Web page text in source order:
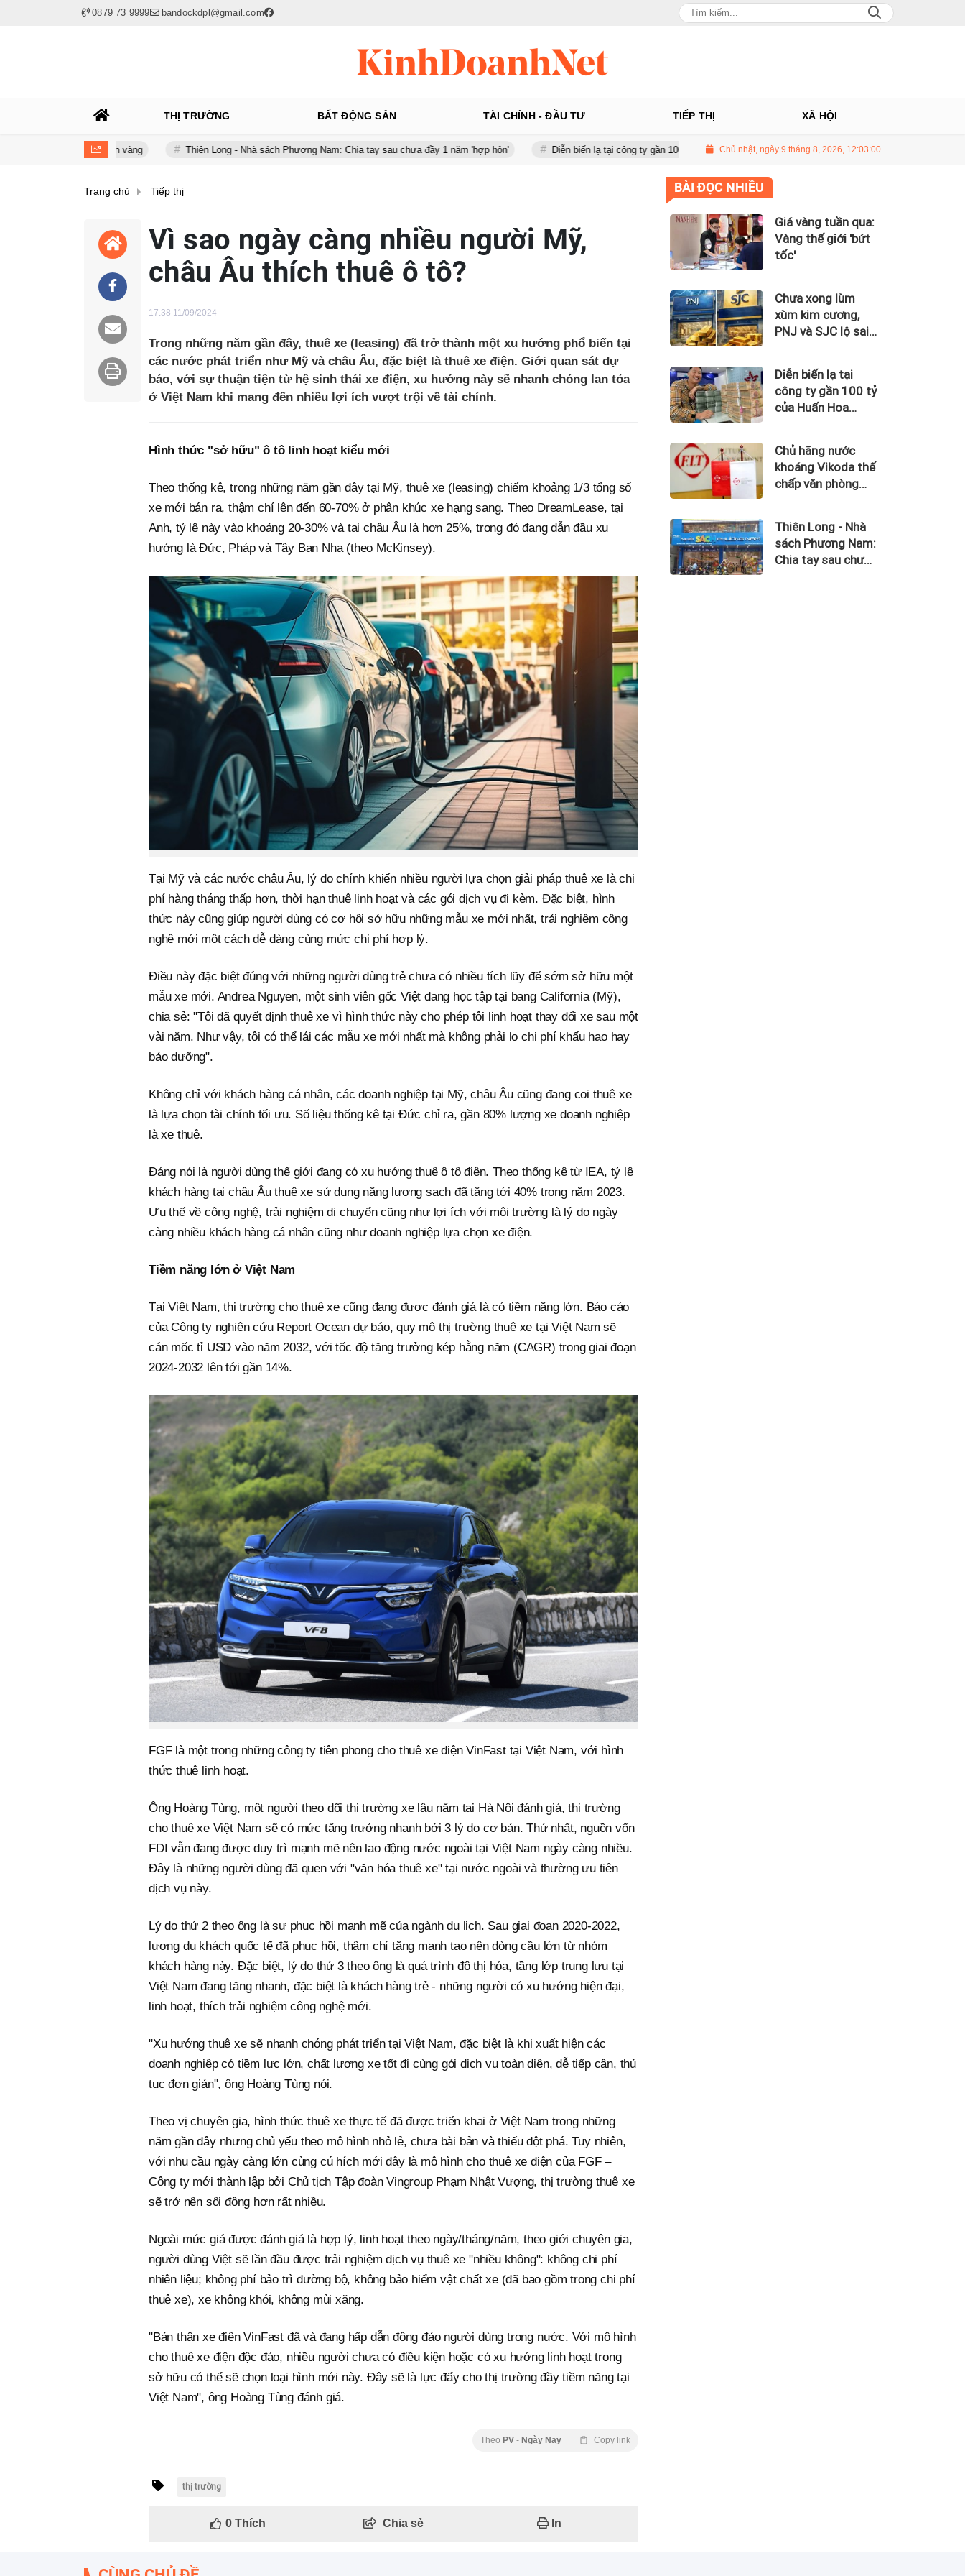
0879 73 9999 bandockdpl@gmail.com
THỊ TRƯỜNG BẤT ĐỘNG SẢN TÀI CHÍNH - ĐẦU TƯ TIẾP THỊ XÃ HỘI
Thiên Long - Nhà sách Phương Nam: Chia tay sau chưa đầy 1 năm 'hợp hôn' Diễn biến lạ tại công ty gần 100 tỷ của Huấn Hoa Hồng Giá vàng tuần qua: Vàng thế giới 'bứt tốc'
Chủ nhật, ngày 9 tháng 8, 2026, 12:03:01
Trang chủ Tiếp thị
Vì sao ngày càng nhiều người Mỹ,
châu Âu thích thuê ô tô?
17:38 11/09/2024
Trong những năm gần đây, thuê xe (leasing) đã trở thành một xu hướng phổ biến tại
các nước phát triển như Mỹ và châu Âu, đặc biệt là thuê xe điện. Giới quan sát dự
báo, với sự thuận tiện từ hệ sinh thái xe điện, xu hướng này sẽ nhanh chóng lan tỏa
ở Việt Nam khi mang đến nhiều lợi ích vượt trội về tài chính.
Hình thức "sở hữu" ô tô linh hoạt kiểu mới
Theo thống kê, trong những năm gần đây tại Mỹ, thuê xe (leasing) chiếm khoảng 1/3 tổng số
xe mới bán ra, thậm chí lên đến 60-70% ở phân khúc xe hạng sang. Theo DreamLease, tại
Anh, tỷ lệ này vào khoảng 20-30% và tại châu Âu là hơn 25%, trong đó đang dẫn đầu xu
hướng là Đức, Pháp và Tây Ban Nha (theo McKinsey).
Tại Mỹ và các nước châu Âu, lý do chính khiến nhiều người lựa chọn giải pháp thuê xe là chi
phí hàng tháng thấp hơn, thời hạn thuê linh hoạt và các gói dịch vụ đi kèm. Đặc biệt, hình
thức này cũng giúp người dùng có cơ hội sở hữu những mẫu xe mới nhất, trải nghiệm công
nghệ mới một cách dễ dàng cùng mức chi phí hợp lý.
Điều này đặc biệt đúng với những người dùng trẻ chưa có nhiều tích lũy để sớm sở hữu một
mẫu xe mới. Andrea Nguyen, một sinh viên gốc Việt đang học tập tại bang California (Mỹ),
chia sẻ: "Tôi đã quyết định thuê xe vì hình thức này cho phép tôi linh hoạt thay đổi xe sau một
vài năm. Như vậy, tôi có thể lái các mẫu xe mới nhất mà không phải lo chi phí khấu hao hay
bảo dưỡng".
Không chỉ với khách hàng cá nhân, các doanh nghiệp tại Mỹ, châu Âu cũng đang coi thuê xe
là lựa chọn tài chính tối ưu. Số liệu thống kê tại Đức chỉ ra, gần 80% lượng xe doanh nghiệp
là xe thuê.
Đáng nói là người dùng thế giới đang có xu hướng thuê ô tô điện. Theo thống kê từ IEA, tỷ lệ
khách hàng tại châu Âu thuê xe sử dụng năng lượng sạch đã tăng tới 40% trong năm 2023.
Ưu thế về công nghệ, trải nghiệm di chuyển cũng như lợi ích với môi trường là lý do ngày
càng nhiều khách hàng cá nhân cũng như doanh nghiệp lựa chọn xe điện.
Tiềm năng lớn ở Việt Nam
Tại Việt Nam, thị trường cho thuê xe cũng đang được đánh giá là có tiềm năng lớn. Báo cáo
của Công ty nghiên cứu Report Ocean dự báo, quy mô thị trường thuê xe tại Việt Nam sẽ
cán mốc tỉ USD vào năm 2032, với tốc độ tăng trưởng kép hằng năm (CAGR) trong giai đoạn
2024-2032 lên tới gần 14%.
FGF là một trong những công ty tiên phong cho thuê xe điện VinFast tại Việt Nam, với hình
thức thuê linh hoạt.
Ông Hoàng Tùng, một người theo dõi thị trường xe lâu năm tại Hà Nội đánh giá, thị trường
cho thuê xe Việt Nam sẽ có mức tăng trưởng nhanh bởi 3 lý do cơ bản. Thứ nhất, nguồn vốn
FDI vẫn đang được duy trì mạnh mẽ nên lao động nước ngoài tại Việt Nam ngày càng nhiều.
Đây là những người dùng đã quen với "văn hóa thuê xe" tại nước ngoài và thường ưu tiên
dịch vụ này.
Lý do thứ 2 theo ông là sự phục hồi mạnh mẽ của ngành du lịch. Sau giai đoạn 2020-2022,
lượng du khách quốc tế đã phục hồi, thậm chí tăng mạnh tạo nên dòng cầu lớn từ nhóm
khách hàng này. Đặc biệt, lý do thứ 3 theo ông là quá trình đô thị hóa, tầng lớp trung lưu tại
Việt Nam đang tăng nhanh, đặc biệt là khách hàng trẻ - những người có xu hướng hiện đại,
linh hoạt, thích trải nghiệm công nghệ mới.
"Xu hướng thuê xe sẽ nhanh chóng phát triển tại Việt Nam, đặc biệt là khi xuất hiện các
doanh nghiệp có tiềm lực lớn, chất lượng xe tốt đi cùng gói dịch vụ toàn diện, dễ tiếp cận, thủ
tục đơn giản", ông Hoàng Tùng nói.
Theo vị chuyên gia, hình thức thuê xe thực tế đã được triển khai ở Việt Nam trong những
năm gần đây nhưng chủ yếu theo mô hình nhỏ lẻ, chưa bài bản và thiếu đột phá. Tuy nhiên,
với nhu cầu ngày càng lớn cùng cú hích mới đây là mô hình cho thuê xe điện của FGF –
Công ty mới thành lập bởi Chủ tịch Tập đoàn Vingroup Phạm Nhật Vượng, thị trường thuê xe
sẽ trở nên sôi động hơn rất nhiều.
Ngoài mức giá được đánh giá là hợp lý, linh hoạt theo ngày/tháng/năm, theo giới chuyên gia,
người dùng Việt sẽ lần đầu được trải nghiệm dịch vụ thuê xe "nhiều không": không chi phí
nhiên liệu; không phí bảo trì đường bộ, không bảo hiểm vật chất xe (đã bao gồm trong chi phí
thuê xe), xe không khói, không mùi xăng.
"Bản thân xe điện VinFast đã và đang hấp dẫn đông đảo người dùng trong nước. Với mô hình
cho thuê xe điện độc đáo, nhiều người chưa có điều kiện hoặc có xu hướng linh hoạt trong
sở hữu có thể sẽ chọn loại hình mới này. Đây sẽ là lực đẩy cho thị trường đầy tiềm năng tại
Việt Nam", ông Hoàng Tùng đánh giá.
Theo PV - Ngày Nay Copy link
thị trường
0Thích Chia sẻ In
BÀI ĐỌC NHIỀU
Giá vàng tuần qua:
Vàng thế giới 'bứt
tốc'
Chưa xong lùm
xùm kim cương,
PNJ và SJC lộ sai
doanh vàng
Diễn biến lạ tại
công ty gần 100 tỷ
của Huấn Hoa
Chủ hãng nước
khoáng Vikoda thế
chấp văn phòng
doanh thua lỗ
Thiên Long - Nhà
sách Phương Nam:
Chia tay sau chưa